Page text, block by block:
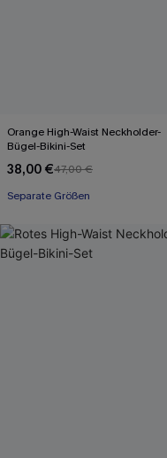
Orange High-Waist Neckholder-
Bügel-Bikini-Set
38,00 €47,00 €
Separate Größen